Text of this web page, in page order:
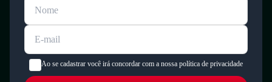
Ao se cadastrar você irá concordar com a nossa política de privacidade